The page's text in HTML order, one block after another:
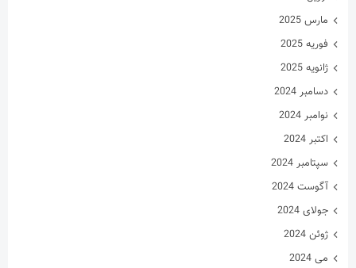
مارس 2025
فوریه 2025
ژانویه 2025
دسامبر 2024
نوامبر 2024
اکتبر 2024
سپتامبر 2024
آگوست 2024
جولای 2024
ژوئن 2024
می 2024